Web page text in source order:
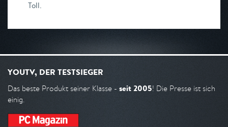
Toll.
YOUTV, DER TESTSIEGER
Das beste Produkt seiner Klasse - seit 2005! Die Presse ist sich
einig.